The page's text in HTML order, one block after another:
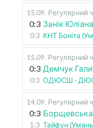
15.09. Регулярний
0:3 Занік Юліана
0:3 КНТ Боніта
15.09. Регулярний
0:3 Демчук
0:3 ОДЮСШ -
14.09. Регулярний
0:3
1:3 Тайфун